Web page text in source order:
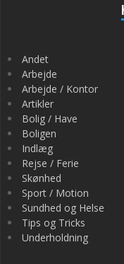
Andet
Arbejde
Arbejde / Kontor
Artikler
Bolig / Have
Boligen
Indlæg
Rejse / Ferie
Skønhed
Sport / Motion
Sundhed og Helse
Tips og Tricks
Underholdning